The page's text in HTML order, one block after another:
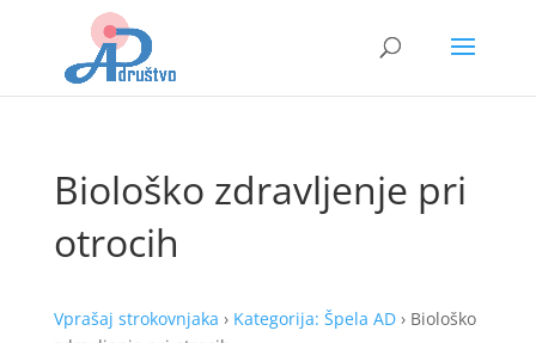
Biološko zdravljenje pri
otrocih
Vprašaj strokovnjaka › Kategorija: Špela AD› Biološko